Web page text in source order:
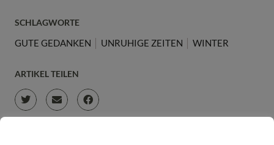
SCHLAGWORTE
GUTE GEDANKEN UNRUHIGE ZEITEN WINTER
ARTIKEL TEILEN